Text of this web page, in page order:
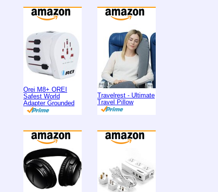
Orei M8+ OREI
Safest World
Adapter Grounded
Travelrest - Ultimate
Travel Pillow